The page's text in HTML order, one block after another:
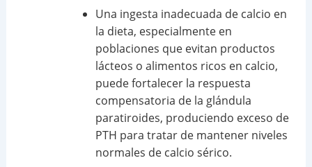
Una ingesta inadecuada de calcio en
la dieta, especialmente en
poblaciones que evitan productos
lácteos o alimentos ricos en calcio,
puede fortalecer la respuesta
compensatoria de la glándula
paratiroides, produciendo exceso de
PTH para tratar de mantener niveles
normales de calcio sérico.